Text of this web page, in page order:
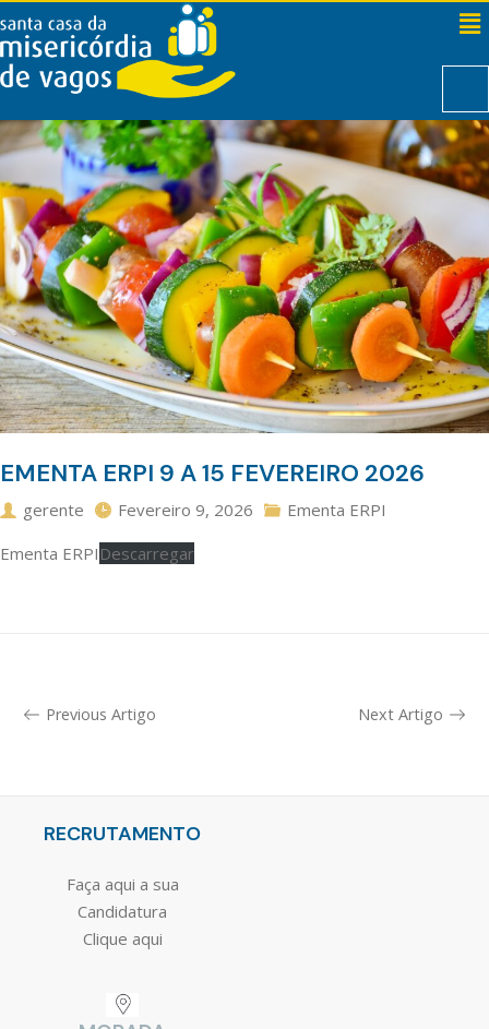
EMENTA ERPI 9 A 15 FEVEREIRO 2026
gerente Fevereiro 9, 2026
Ementa ERPI
Ementa ERPI Descarregar
Previous Artigo Next Artigo
RECRUTAMENTO
Faça aqui a sua
Candidatura
Clique aqui